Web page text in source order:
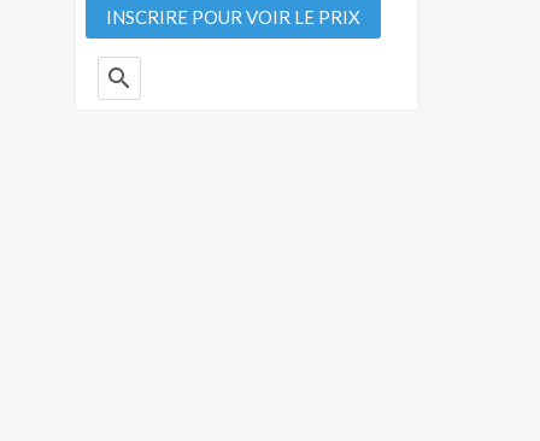
INSCRIRE POUR VOIR LE PRIX
